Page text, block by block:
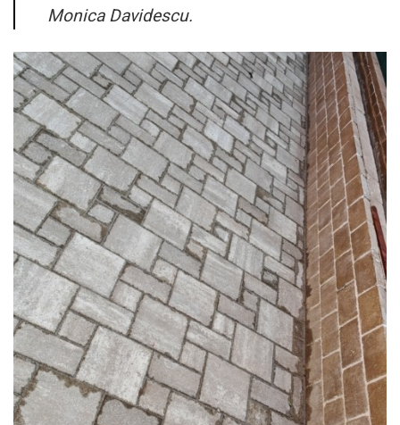
Monica Davidescu.